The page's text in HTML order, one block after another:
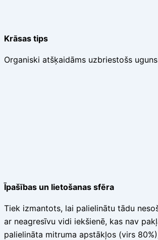
Krāsas tips
Organiski atšķaidāms uzbriestošs
Īpašības un lietošanas sfēra
Tiek izmantots, lai palielinātu tādu
ar neagresīvu vidi iekšienē, kas nav
palielināta mitruma apstākļos (virs